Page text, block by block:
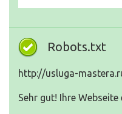
Robots.txt
http://usluga-
Sehr gut! Ihre